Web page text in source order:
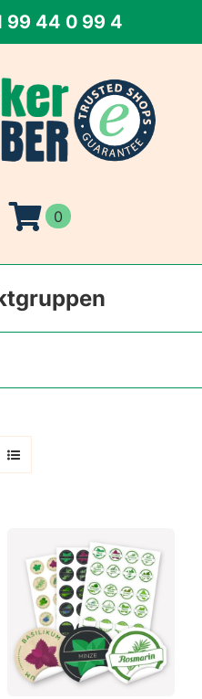
99 44 0 99 4
0